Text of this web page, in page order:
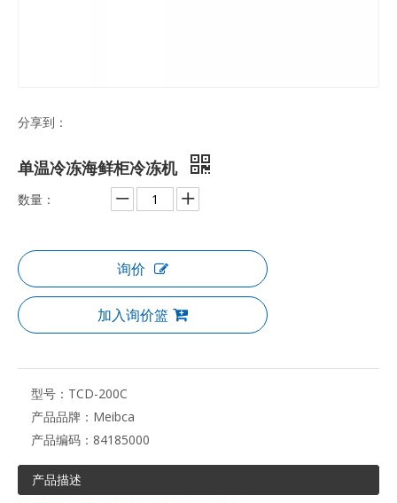
分享到：
单温冷冻海鲜柜冷冻机
数量：
询价
加入询价篮
型号： TCD-200C
产品品牌： Meibca
产品编码： 84185000
产品描述